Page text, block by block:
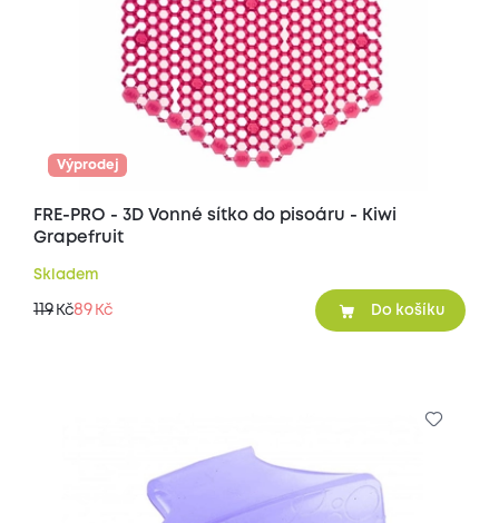
Výprodej
FRE-PRO - 3D Vonné sítko do pisoáru - Kiwi
Grapefruit
Skladem
119 Kč89 Kč Do košíku